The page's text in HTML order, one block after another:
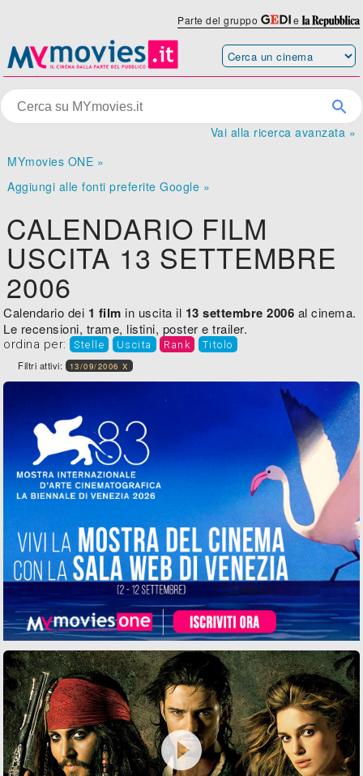
Parte del gruppo e
Vai alla ricerca avanzata »
MYmovies ONE »
Aggiungi alle fonti preferite Google »
CALENDARIO FILM
USCITA 13 SETTEMBRE
2006
Calendario dei 1 film in uscita il 13 settembre 2006 al cinema.
Le recensioni, trame, listini, poster e trailer.
ordina per: Stelle Uscita Rank Titolo
Filtri attivi: 13/09/2006 X
